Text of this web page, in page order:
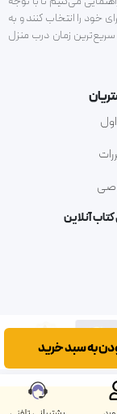
به سبد خرید
را انتخاب کنند و به
سریع‌ترین زمان درب منزل
آنلاین